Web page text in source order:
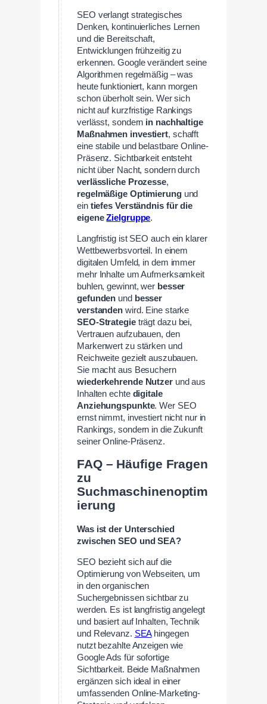
SEO verlangt strategisches
Denken, kontinuierliches Lernen
und die Bereitschaft,
Entwicklungen frühzeitig zu
erkennen. Google verändert seine
Algorithmen regelmäßig – was
heute funktioniert, kann morgen
schon überholt sein. Wer sich
nicht auf kurzfristige Rankings
verlässt, sondern in nachhaltige
Maßnahmen investiert, schafft
eine stabile und belastbare Online-
Präsenz. Sichtbarkeit entsteht
nicht über Nacht, sondern durch
verlässliche Prozesse,
regelmäßige Optimierungund
ein tiefes Verständnis für die
eigeneZielgruppe.
Langfristig ist SEO auch ein klarer
Wettbewerbsvorteil. In einem
digitalen Umfeld, in dem immer
mehr Inhalte um Aufmerksamkeit
buhlen, gewinnt, wer besser
gefunden und besser
verstanden wird. Eine starke
SEO-Strategieträgt dazu bei,
Vertrauen aufzubauen, den
Markenwert zu stärken und
Reichweite gezielt auszubauen.
Sie macht aus Besuchern
wiederkehrende Nutzerund aus
Inhalten echte digitale
Anziehungspunkte. Wer SEO
ernst nimmt, investiert nicht nur in
Rankings, sondern in die Zukunft
seiner Online-Präsenz.
FAQ – Häufige Fragen
zu
Suchmaschinenoptim
ierung
Was ist der Unterschied
zwischen SEO und SEA?
SEO bezieht sich auf die
Optimierung von Webseiten, um
in den organischen
Suchergebnissen sichtbar zu
werden. Es ist langfristig angelegt
und basiert auf Inhalten, Technik
und Relevanz. SEAhingegen
nutzt bezahlte Anzeigen wie
Google Ads für sofortige
Sichtbarkeit. Beide Maßnahmen
ergänzen sich ideal in einer
umfassenden Online-Marketing-